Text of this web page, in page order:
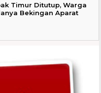
Timur Ditutup, Warga
Bekingan Aparat